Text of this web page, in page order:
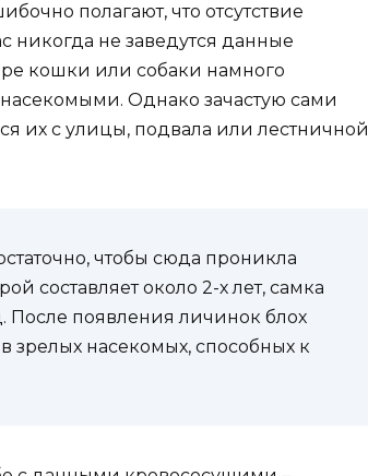
полагают, что отсутствие
никогда не заведутся данные
кошки или собаки намного
Однако зачастую сами
их с улицы, подвала или лестничной
чтобы сюда проникла
составляет около 2-х лет, самка
После появления личинок блох
зрелых насекомых, способных к